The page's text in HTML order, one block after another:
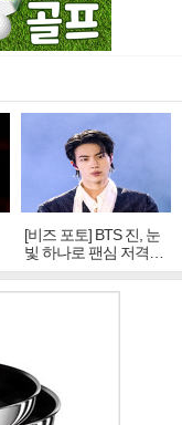
[비즈 포토] BTS 진, 눈
빛 하나로 팬심 저격…
독보적 카리스마